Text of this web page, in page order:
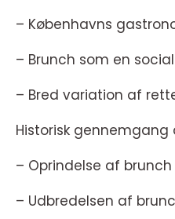
– Københavns
– Brunch som en
– Bred variation af
Historisk
– Oprindelse af brunch
– Udbredelsen af